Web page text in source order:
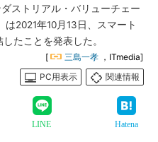
ストリアル・バリューチェー
2021年10月13日、スマート
たことを発表した。
[ 三島一孝 ，ITmedia]
PC用表示
関連情報
LINE Hatena